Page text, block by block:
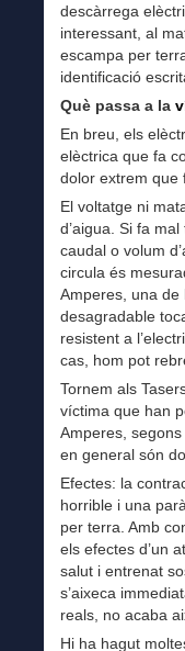
descàrrega
interessant, al
escampa per
identificació
Què passa a la
En breu, els
elèctrica que fa
dolor extrem que
El voltatge ni
d’aigua. Si fa
caudal o volum
circula és
Amperes, una de
desagradable
resistent a
cas, hom pot
Tornem als
víctima que han
Amperes,
en general són
Efectes: la
horrible i una
per terra. Amb
els efectes d’un
salut i entrenat
s’aixeca
reals, no acaba
Hi ha hagut